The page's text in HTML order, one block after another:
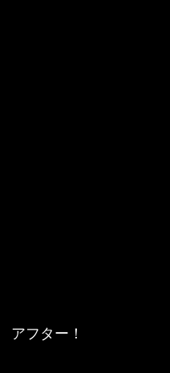
アフター！